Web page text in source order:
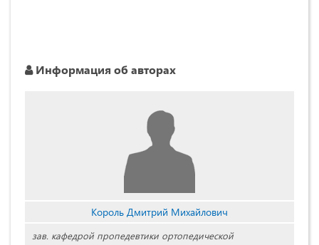
Информация об авторах
Король Дмитрий Михайлович
зав. кафедрой пропедевтики ортопедической